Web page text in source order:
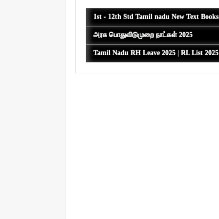
1st - 12th Std Tamil nadu New Text
அரசு பொதுவிடுமுறை நாட்கள் 2025
Tamil Nadu RH Leave 2025 | RL List